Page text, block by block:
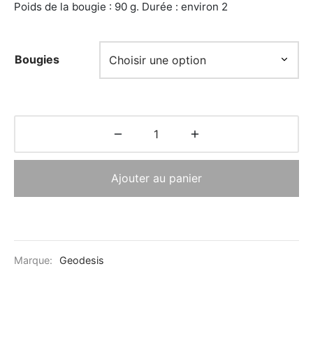
Poids de la bougie : 90 g. Durée : environ 2
Bougies
Ajouter au panier
Marque: Geodesis